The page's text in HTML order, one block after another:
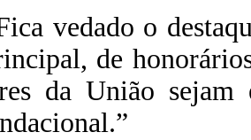
vedado o
de
da União sejam